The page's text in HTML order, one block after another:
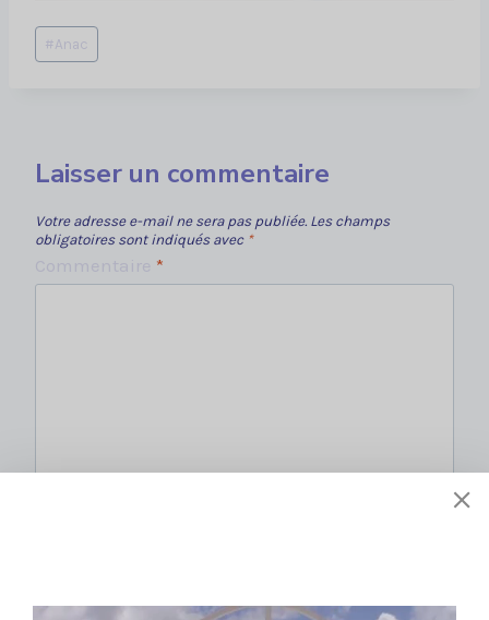
Étiquettes
de
#Anac
Laisser un commentaire
Votre adresse e-mail ne sera pas publiée. Les champs
obligatoires sont indiqués avec *
*